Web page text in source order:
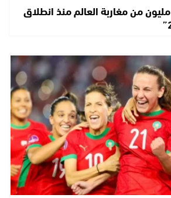
دخول أزيد من 2,7 مليون من مغاربة العالم منذ انطلاق